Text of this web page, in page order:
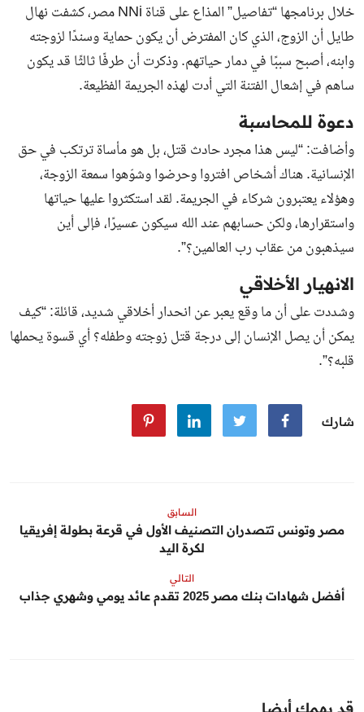
خلال برنامجها “تفاصيل” المذاع على قناة NNi مصر، كشفت نهال
طايل أن الزوج، الذي كان المفترض أن يكون حماية وسندًا لزوجته
وابنه، أصبح سببًا في دمار حياتهم. وذكرت أن طرفًا ثالثًا قد يكون
ساهم في إشعال الفتنة التي أدت لهذه الجريمة الفظيعة.
دعوة للمحاسبة
وأضافت: “ليس هذا مجرد حادث قتل، بل هو مأساة ترتكب في حق
الإنسانية. هناك أشخاص افتروا وحرضوا وشوّهوا سمعة الزوجة،
وهؤلاء يعتبرون شركاء في الجريمة. لقد استكثروا عليها حياتها
واستقرارها، ولكن حسابهم عند الله سيكون عسيرًا، فإلى أين
سيذهبون من عقاب رب العالمين؟”.
الانهيار الأخلاقي
وشددت على أن ما وقع يعبر عن انحدار أخلاقي شديد، قائلة: “كيف
يمكن أن يصل الإنسان إلى درجة قتل زوجته وطفله؟ أي قسوة يحملها
قلبه؟”.
شارك
السابق
مصر وتونس تتصدران التصنيف الأول في قرعة بطولة إفريقيا
لكرة اليد
التالي
أفضل شهادات بنك مصر 2025 تقدم عائد يومي وشهري جذاب